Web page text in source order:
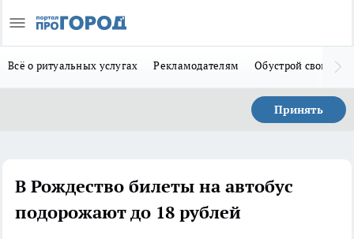
Всё о ритуальных услугах Рекламодателям Обустрой свой дом
Принять
В Рождество билеты на автобус
подорожают до 18 рублей